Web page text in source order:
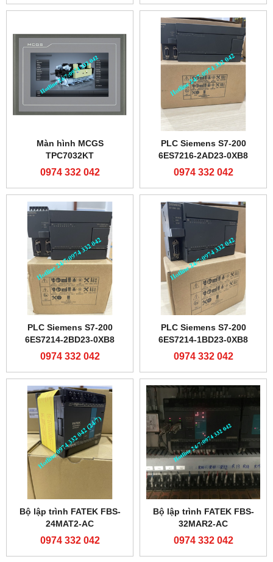
Màn hình MCGS
TPC7032KT
0974 332 042
PLC Siemens S7-200
6ES7216-2AD23-0XB8
0974 332 042
PLC Siemens S7-200
6ES7214-2BD23-0XB8
0974 332 042
PLC Siemens S7-200
6ES7214-1BD23-0XB8
0974 332 042
Bộ lập trình FATEK FBS-
24MAT2-AC
0974 332 042
Bộ lập trình FATEK FBS-
32MAR2-AC
0974 332 042